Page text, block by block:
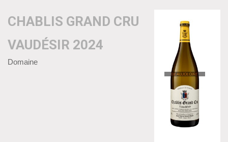
CHABLIS GRAND CRU
VAUDÉSIR 2024
Domaine